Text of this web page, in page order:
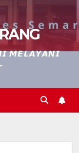
𝙈𝙀𝙇𝘼𝙔𝘼𝙉𝙄